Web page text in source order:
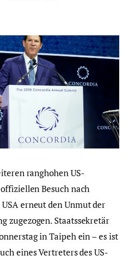
ranghohen US-
Besuch nach
erneut den Unmut der
zugezogen. Staatssekretär
in Taipeh ein – es ist
eines Vertreters des US-